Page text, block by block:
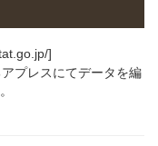
]
プレスにてデータを編